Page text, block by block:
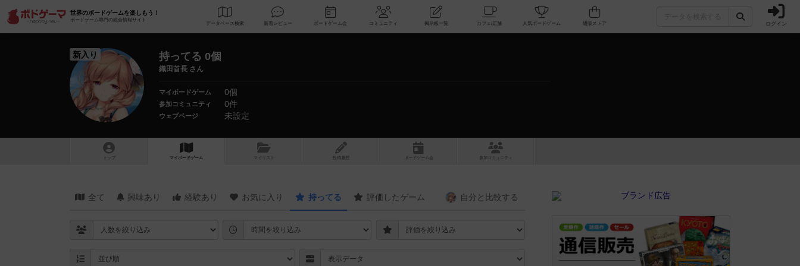
世界のボードゲームを楽しもう！
ボードゲーム専門の総合情報サイト
データベース 検索 新着レビュー ボードゲーム会 コミュニティ 掲示板一覧 カフェ/店舗 人気ボードゲーム ログイン
新入り 持ってる 0個
織田首長 さん
マイボードゲーム 0個
参加コミュニティ 0件
ウェブページ 未設定
トップ マイボードゲーム マイリスト 投稿履歴 ボ ドゲ ーム コミュニティ
全て 興味あり 経験あり お気に入り 持ってる 評価したゲーム 自分と 比較する